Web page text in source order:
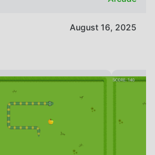
August 16, 2025